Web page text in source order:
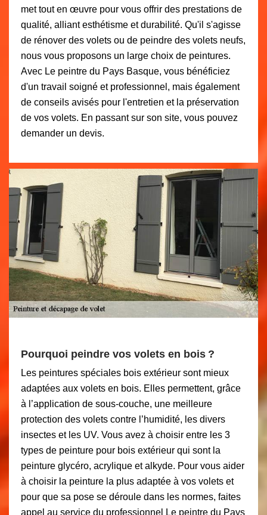
met tout en œuvre pour vous offrir des prestations de
qualité, alliant esthétisme et durabilité. Qu'il s'agisse
de rénover des volets ou de peindre des volets neufs,
nous vous proposons un large choix de peintures.
Avec Le peintre du Pays Basque, vous bénéficiez
d'un travail soigné et professionnel, mais également
de conseils avisés pour l'entretien et la préservation
de vos volets. En passant sur son site, vous pouvez
demander un devis.
Pourquoi peindre vos volets en bois ?
Les peintures spéciales bois extérieur sont mieux
adaptées aux volets en bois. Elles permettent, grâce
à l’application de sous-couche, une meilleure
protection des volets contre l’humidité, les divers
insectes et les UV. Vous avez à choisir entre les 3
types de peinture pour bois extérieur qui sont la
peinture glycéro, acrylique et alkyde. Pour vous aider
à choisir la peinture la plus adaptée à vos volets et
pour que sa pose se déroule dans les normes, faites
appel au service du professionnel Le peintre du Pays